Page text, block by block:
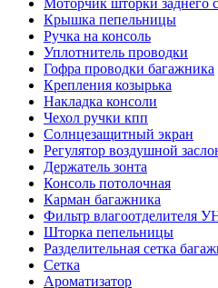
Крышка пепельницы
Ручка на консоль
Уплотнитель проводки
Гофра проводки багажника
Крепления козырька
Накладка консоли
Чехол ручки кпп
Солнцезащитный экран
Регулятор воздушной
Держатель зонта
Консоль потолочная
Карман багажника
Фильтр
Шторка пепельницы
Разделительная сетка
Сетка
Ароматизатор